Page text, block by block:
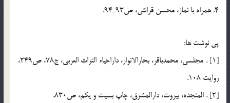
4. همراه با نماز، محسن قرائتي، ص93ـ94.
پي نوشت ها:
[1] . مجلسي، محمدباقر، بحارالانوار، داراحياء التراث العربي، ج78، ص249،
روايت 108.
[2] . المنجده، بيروت، دارالمشرق، چاپ بسيت و يكم، ص830.